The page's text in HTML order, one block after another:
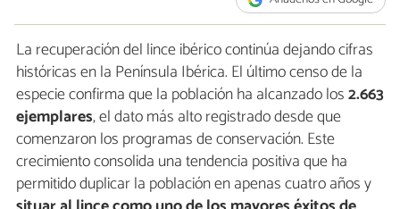
La recuperación del lince ibérico continúa dejando cifras
históricas en la Península Ibérica. El último censo de la
especie confirma que la población ha alcanzado los2.663
ejemplares, el dato más alto registrado desde que
comenzaron los programas de conservación. Este
crecimiento consolida una tendencia positiva que ha
permitido duplicar la población en apenas cuatro años y